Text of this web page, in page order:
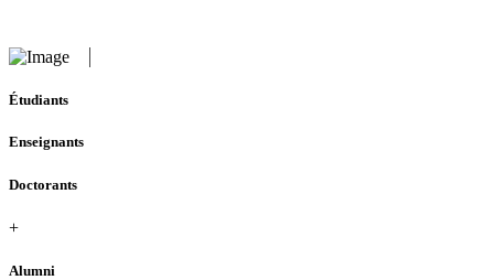
Étudiants
Enseignants
Doctorants
+
Alumni